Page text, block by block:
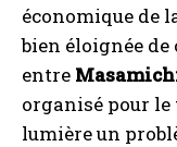
économique de
bien éloignée de
entre
organisé pour
lumière un